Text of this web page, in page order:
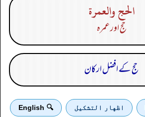
الحج والعمرة
حج اور عمرہ
حج کے افضل ارکان
اظهار التشكيل 🔍 English